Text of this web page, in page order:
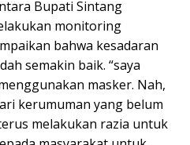
Bupati Sintang
monitoring
bahwa kesadaran
semakin baik. “saya
masker. Nah,
kerumuman yang belum
melakukan razia untuk